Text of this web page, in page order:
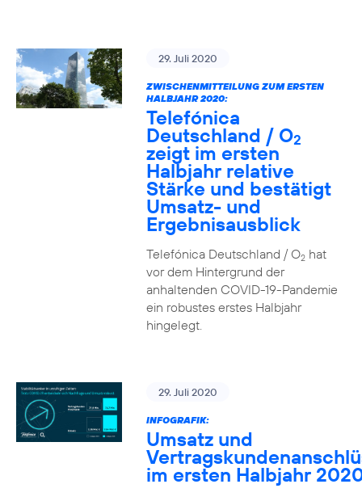
29. Juli 2020
ZWISCHENMITTEILUNG ZUM ERSTEN
HALBJAHR 2020:
Telefónica
Deutschland / O2
zeigt im ersten
Halbjahr relative
Stärke und bestätigt
Umsatz- und
Ergebnisausblick
Telefónica Deutschland / O2hat
vor dem Hintergrund der
anhaltenden COVID-19-Pandemie
ein robustes erstes Halbjahr
hingelegt.
29. Juli 2020
INFOGRAFIK:
Umsatz und
im ersten Halbjahr